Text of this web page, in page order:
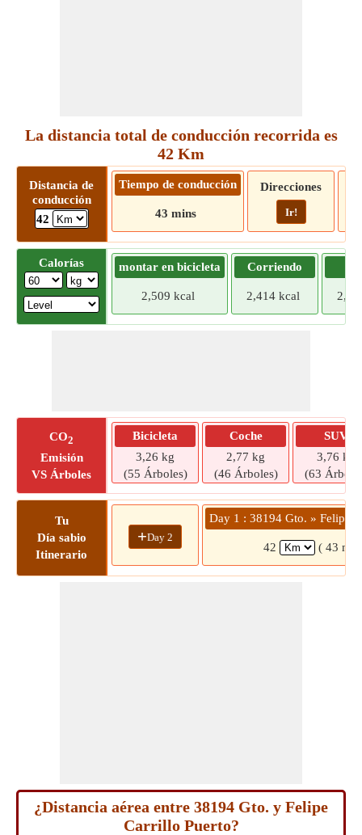
La distancia total de conducción recorrida es
42 Km
Distancia de
conducción
42
Tiempo de conducción
43 mins
Direcciones
Ir!
Calorías montar en bicicleta
2,509 kcal
Corriendo
2,414 kcal
CO2
Emisión
VS Árboles
Bicicleta
3,26 kg
(55 Árboles)
Coche
2,77 kg
(46 Árboles)
SUV
3,76 kg
(63
Tu
Día sabio
Itinerario
+Day 2
Day 1 : 38194 Gto. » Felipe
42 ( 43
¿Distancia aérea entre 38194 Gto. y Felipe
Carrillo Puerto?